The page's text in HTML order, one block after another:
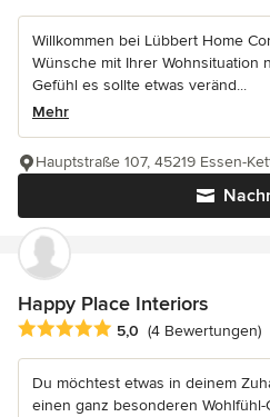
Willkommen bei Lübbert Home
Wünsche mit Ihrer Wohnsituation
Gefühl es sollte etwas veränd...
Mehr
Hauptstraße 107, 45219 Essen-
Happy Place Interiors
Durchschnittliche Bewertung: 5
5,0 (4 Bewertungen)
Du möchtest etwas in deinem
einen ganz besonderen